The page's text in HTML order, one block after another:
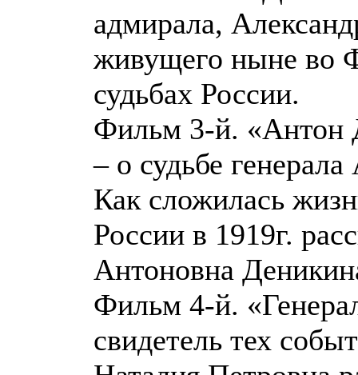
адмирала,
живущего ныне во
судьбах России.
Фильм 3-й. «Антон
– о судьбе
Как сложилась
России в 1919г.
Антоновна
Фильм 4-й.
свидетель тех